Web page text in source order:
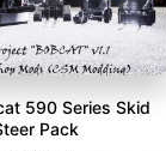
590 Series Skid
Pack